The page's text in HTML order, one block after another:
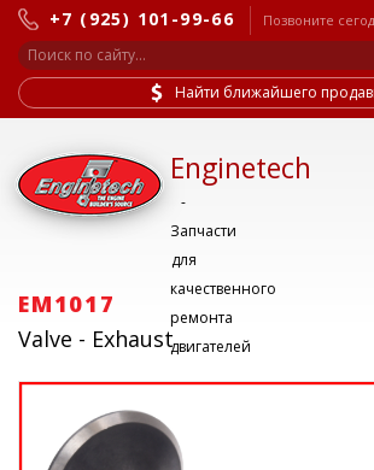
+7 (925) 101-99-66 Позвоните
Найти ближайшего
Enginetech
-
Запчасти
для
качественного
ремонта
двигателей
EM1017
Valve - Exhaust